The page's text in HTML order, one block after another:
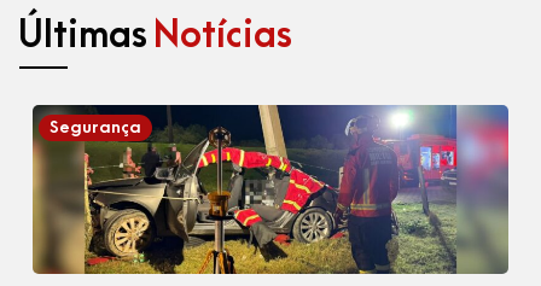
Últimas Notícias
Segurança